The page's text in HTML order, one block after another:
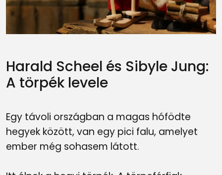
Harald Scheel és Sibyle Jung:
A törpék levele
Egy távoli országban a magas hófödte
hegyek között, van egy pici falu, amelyet
ember még sohasem látott.